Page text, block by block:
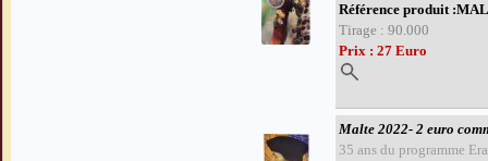
Référence produit
Tirage : 90.000
Prix : 27 Euro
Malte 2022- 2 euro
35 ans du programme